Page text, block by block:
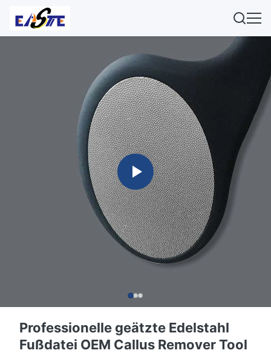
Professionelle geätzte Edelstahl
Fußdatei OEM Callus Remover Tool